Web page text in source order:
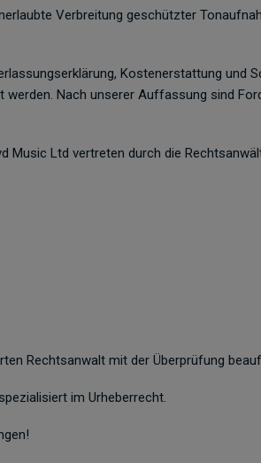
Verbreitung geschützter
Kostenerstattung und
Nach unserer Auffassung sind
Music Ltd vertreten durch die
Rechtsanwalt mit der Überprüfung
im Urheberrecht.